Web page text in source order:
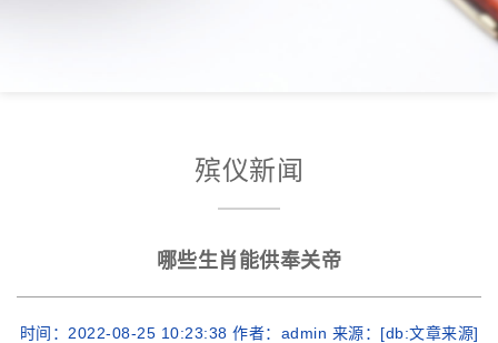
殡仪新闻
哪些生肖能供奉关帝
时间：2022-08-25 10:23:38 作者：admin 来源：[db:文章来源]